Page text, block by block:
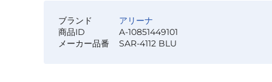
ブランド
アリーナ
商品ID
A-10851449101
メーカー品番
SAR-4112 BLU